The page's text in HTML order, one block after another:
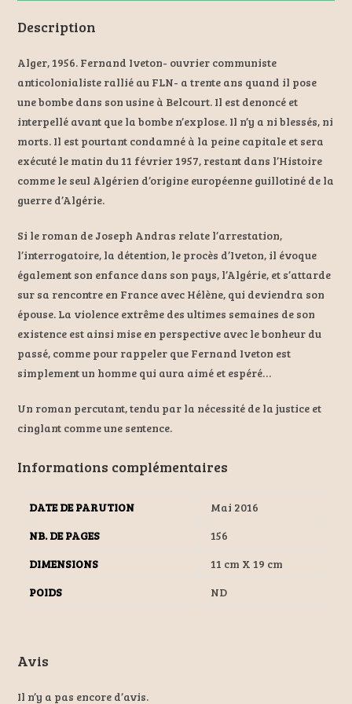
Description
Alger, 1956. Fernand Iveton- ouvrier communiste
anticolonialiste rallié au FLN- a trente ans quand il pose
une bombe dans son usine à Belcourt. Il est denoncé et
interpellé avant que la bombe n’explose. Il n’y a ni blessés, ni
morts. Il est pourtant condamné à la peine capitale et sera
exécuté le matin du 11 février 1957, restant dans l’Histoire
comme le seul Algérien d’origine européenne guillotiné de la
guerre d’Algérie.
Si le roman de Joseph Andras relate l’arrestation,
l’interrogatoire, la détention, le procès d’Iveton, il évoque
également son enfance dans son pays, l’Algérie, et s’attarde
sur sa rencontre en France avec Hélène, qui deviendra son
épouse. La violence extrême des ultimes semaines de son
existence est ainsi mise en perspective avec le bonheur du
passé, comme pour rappeler que Fernand Iveton est
simplement un homme qui aura aimé et espéré…
Un roman percutant, tendu par la nécessité de la justice et
cinglant comme une sentence.
Informations complémentaires
DATE DE PARUTION
Mai 2016
NB. DE PAGES
156
DIMENSIONS
11 cm X 19 cm
POIDS
ND
Avis
Il n’y a pas encore d’avis.